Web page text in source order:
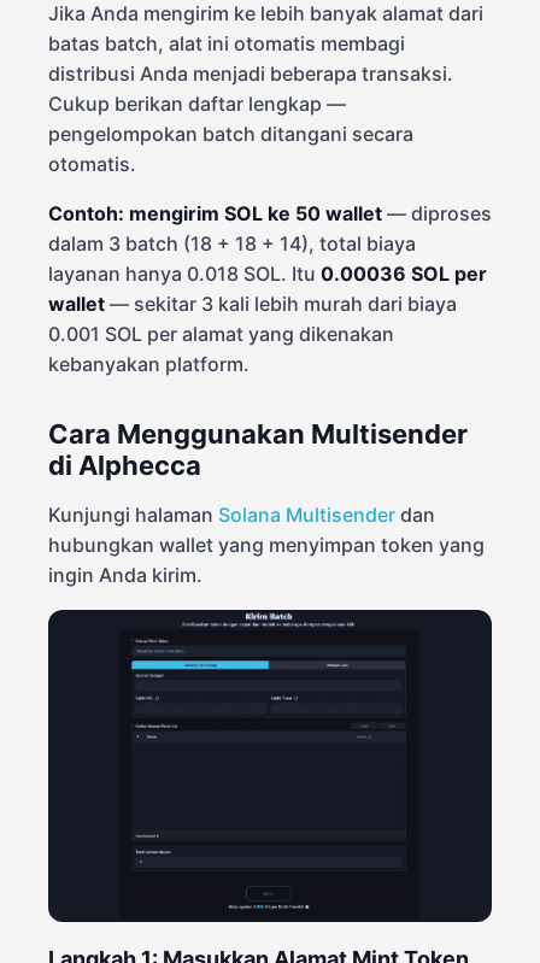
Jika Anda mengirim ke lebih banyak alamat dari
batas batch, alat ini otomatis membagi
distribusi Anda menjadi beberapa transaksi.
Cukup berikan daftar lengkap —
pengelompokan batch ditangani secara
otomatis.
Contoh: mengirim SOL ke 50 wallet — diproses
dalam 3 batch (18 + 18 + 14), total biaya
layanan hanya 0.018 SOL. Itu 0.00036 SOL per
wallet — sekitar 3 kali lebih murah dari biaya
0.001 SOL per alamat yang dikenakan
kebanyakan platform.
Cara Menggunakan Multisender
di Alphecca
Kunjungi halaman Solana Multisender dan
hubungkan wallet yang menyimpan token yang
ingin Anda kirim.